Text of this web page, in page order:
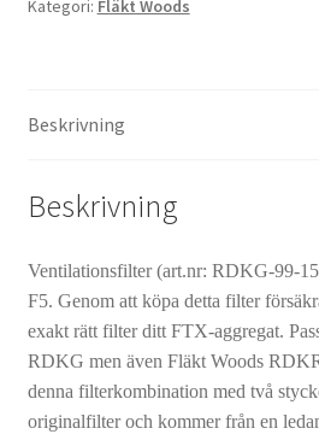
Kategori: Fläkt Woods
Beskrivning
Beskrivning
Ventilationsfilter (art.nr: RDKG-99-
F5. Genom att köpa detta filter
exakt rätt filter ditt FTX-aggregat.
RDKG men även Fläkt Woods
denna filterkombination med två
originalfilter och kommer från en